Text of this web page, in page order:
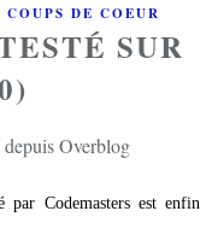
COUPS DE COEUR
SUR
Overblog
Codemasters est enfin